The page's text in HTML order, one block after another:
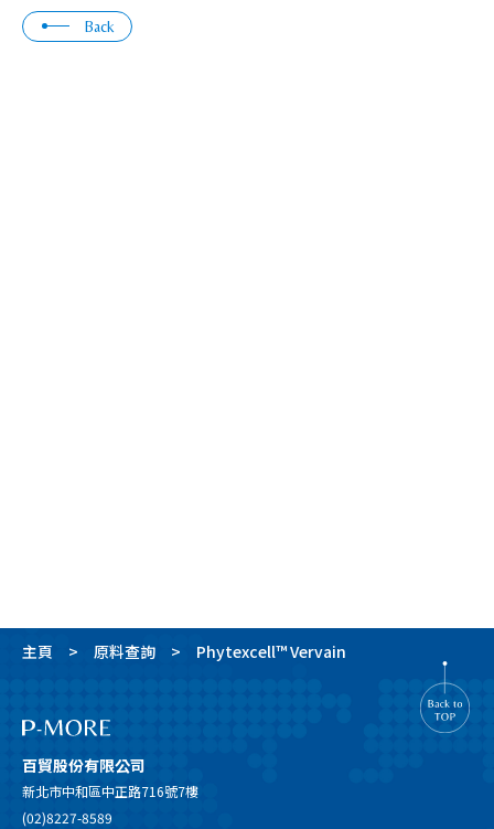
Back
主頁 原料查詢 Phytexcell™ Vervain
百貿股份有限公司
新北市中和區中正路716號7樓
(02)8227-8589